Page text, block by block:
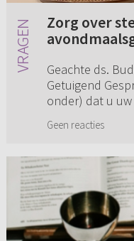
Zorg over
Geachte ds.
Getuigend
onder) dat u
U gaf daarbij
Geen reacties